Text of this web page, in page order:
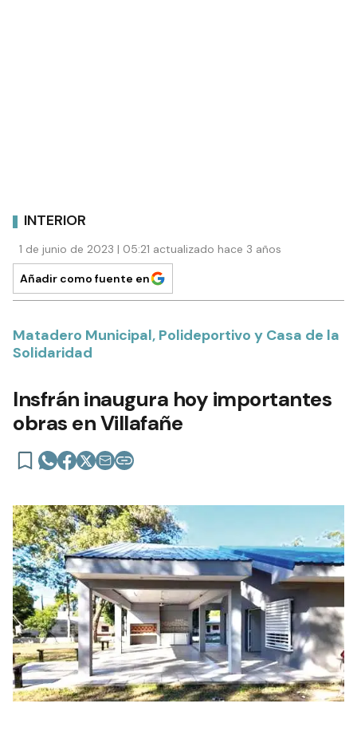
INTERIOR
1 de junio de 2023 | 05:21 actualizado hace 3 años
Añadir como fuente en
Matadero Municipal, Polideportivo y Casa de la
Solidaridad
Insfrán inaugura hoy importantes
obras en Villafañe